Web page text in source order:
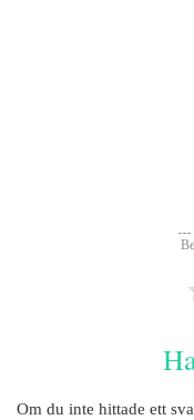
Om du inte hittade ett